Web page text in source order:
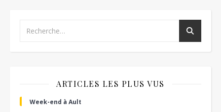
ARTICLES LES PLUS VUS
Week-end à Ault